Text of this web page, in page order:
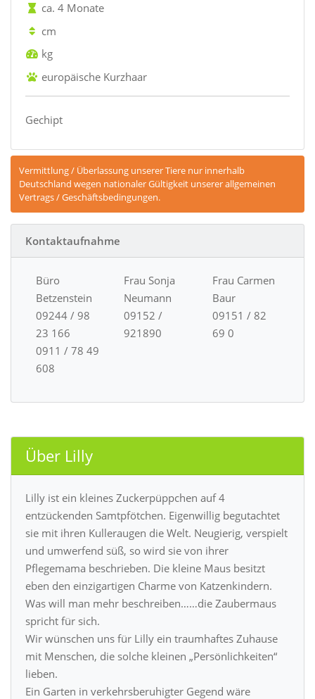
ca. 4 Monate
cm
kg
europäische Kurzhaar
Gechipt
Vermittlung / Überlassung unserer Tiere nur innerhalb
Deutschland wegen nationaler Gültigkeit unserer allgemeinen
Vertrags / Geschäftsbedingungen.
Kontaktaufnahme
Büro
Betzenstein
09244 / 98
23 166
0911 / 78 49
608
Frau Sonja
Neumann
09152 /
921890
Frau Carmen
Baur
09151 / 82
69 0
Über Lilly
Lilly ist ein kleines Zuckerpüppchen auf 4
entzückenden Samtpfötchen. Eigenwillig begutachtet
sie mit ihren Kulleraugen die Welt. Neugierig, verspielt
und umwerfend süß, so wird sie von ihrer
Pflegemama beschrieben. Die kleine Maus besitzt
eben den einzigartigen Charme von Katzenkindern.
Was will man mehr beschreiben……die Zaubermaus
spricht für sich.
Wir wünschen uns für Lilly ein traumhaftes Zuhause
mit Menschen, die solche kleinen „Persönlichkeiten“
lieben.
Ein Garten in verkehrsberuhigter Gegend wäre